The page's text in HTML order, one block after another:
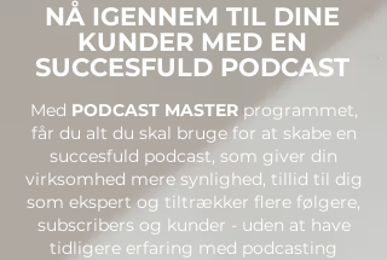
NÅ IGENNEM TIL DINE
KUNDER MED EN
SUCCESFULD PODCAST
Med PODCAST MASTER programmet,
får du alt du skal bruge for at skabe en
succesfuld podcast, som giver din
virksomhed mere synlighed, tillid til dig
som ekspert og tiltrækker flere følgere,
subscribers og kunder - uden at have
tidligere erfaring med podcasting